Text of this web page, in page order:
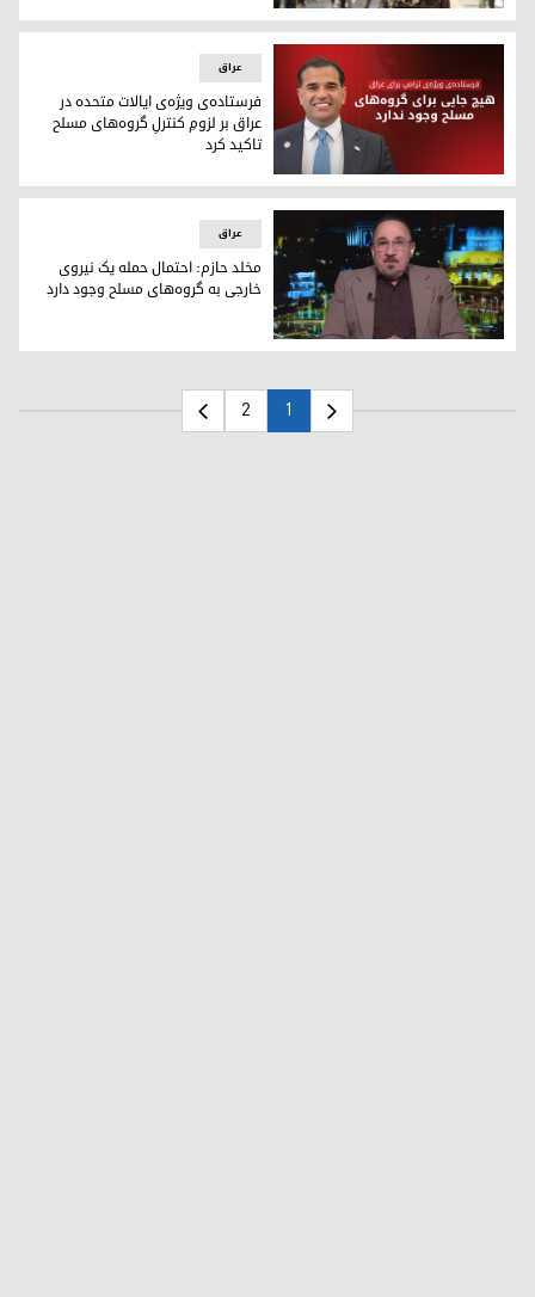
بحث خلع سلاح گروه‌های شبه‌نظامی در عراق همچنان ادامه دارد
ارک ساوایا، فرستاده‌ی جدید ایالات متحده در عراق
عراق
فرستاده‌ی ویژه‌ی ایالات متحده در
عراق بر لزومِ کنترلِ گروه‌های مسلح
تاکید کرد
مخلد حازم، کارشناس مسائل امنیتی و نظامی
عراق
مخلد حازم: احتمال حمله یک نیروی
خارجی به گروه‌های مسلح وجود دارد
1
2